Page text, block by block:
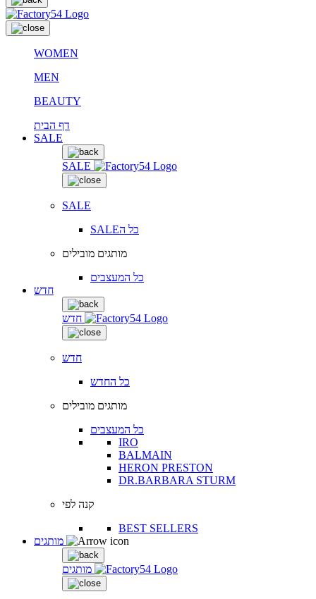
WOMEN
MEN
BEAUTY
דף הבית
SALE
SALE
SALE
SALEכל ה
מותגים מובילים
כל המעצבים
חדש
חדש
חדש
כל החדש
מותגים מובילים
כל המעצבים
IRO
BALMAIN
HERON PRESTON
DR.BARBARA STURM
קנה לפי
BEST SELLERS
מותגים